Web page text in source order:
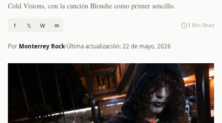
Cold Visions, con la canción Blondie como primer sencillo.
f 𝕏 W ✉ 3 Min Read
Por Monterrey Rock Última actualización: 22 de mayo, 2026